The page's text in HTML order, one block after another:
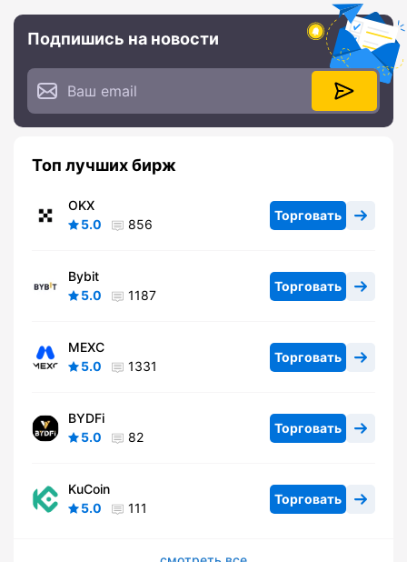
Подпишись на новости
Топ лучших бирж
OKX
5.0
856
Торговать
Bybit
5.0
1187
Торговать
MEXC
5.0
1331
Торговать
BYDFi
5.0
82
Торговать
KuCoin
5.0
111
Торговать